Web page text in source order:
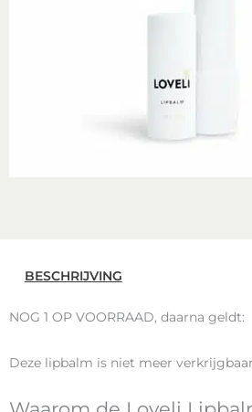
BESCHRIJVING
NOG 1 OP VOORRAAD, daarna geldt:
Deze lipbalm is niet meer